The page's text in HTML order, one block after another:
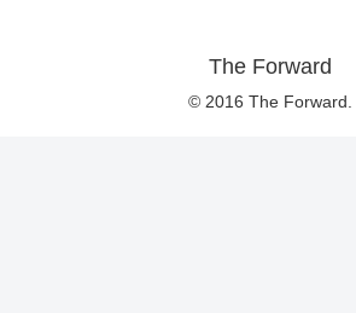
The Forward
© 2016 The Forward.